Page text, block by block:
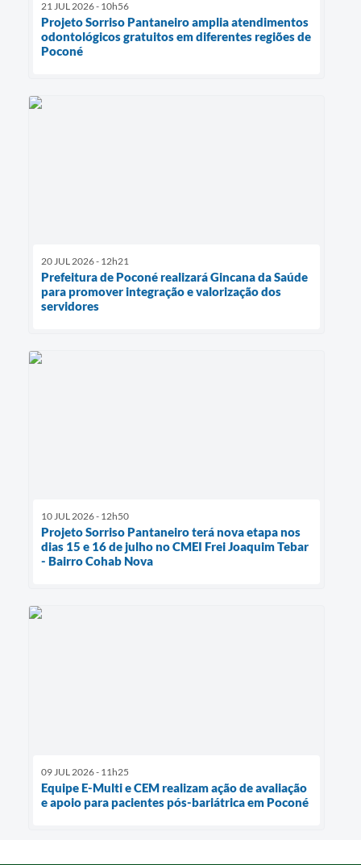
21 JUL 2026 - 10h56
Projeto Sorriso Pantaneiro amplia atendimentos
odontológicos gratuitos em diferentes regiões de
Poconé
20 JUL 2026 - 12h21
Prefeitura de Poconé realizará Gincana da Saúde
para promover integração e valorização dos
servidores
10 JUL 2026 - 12h50
Projeto Sorriso Pantaneiro terá nova etapa nos
dias 15 e 16 de julho no CMEI Frei Joaquim Tebar
- Bairro Cohab Nova
09 JUL 2026 - 11h25
Equipe E-Multi e CEM realizam ação de avaliação
e apoio para pacientes pós-bariátrica em Poconé